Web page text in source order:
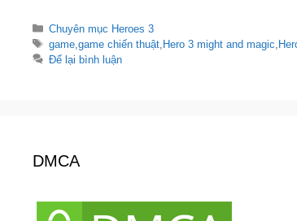
Danh
mục
Chuyên mục Heroes 3
Thẻ
game ,game chiến thuật Hero 3 might and magic
Để lại bình luận
DMCA